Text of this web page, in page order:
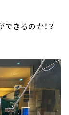
きるのか！？